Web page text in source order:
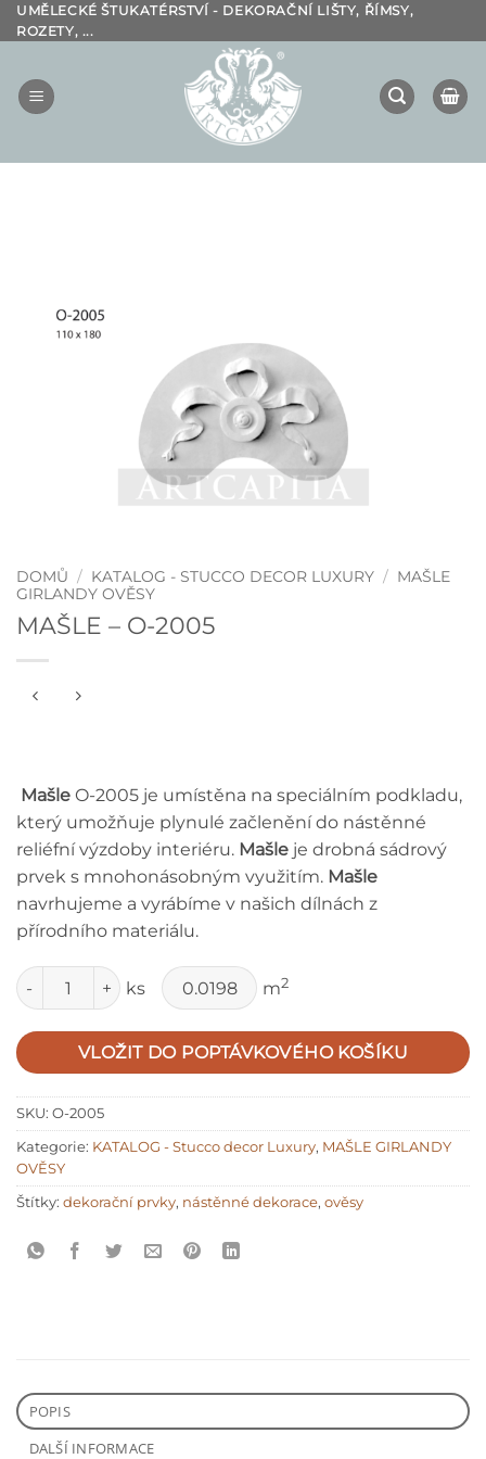
Přeskočit
na
UMĚLECKÉ ŠTUKATÉRSTVÍ - DEKORAČNÍ LIŠTY, ŘÍMSY,
ROZETY, ...
DOMŮ / KATALOG - STUCCO DECOR LUXURY / MAŠLE
GIRLANDY OVĚSY
MAŠLE – O-2005
Mašle O-2005 je umístěna na speciálním podkladu,
který umožňuje plynulé začlenění do nástěnné
reliéfní výzdoby interiéru. Mašle je drobná sádrový
prvek s mnohonásobným využitím. Mašle
navrhujeme a vyrábíme v našich dílnách z
přírodního materiálu.
m2
Množství
ks
VLOŽIT DO POPTÁVKOVÉHO KOŠÍKU
SKU: O-2005
Kategorie: KATALOG - Stucco decor Luxury, MAŠLE GIRLANDY
OVĚSY
Štítky: dekorační prvky, nástěnné dekorace, ověsy
POPIS
DALŠÍ INFORMACE